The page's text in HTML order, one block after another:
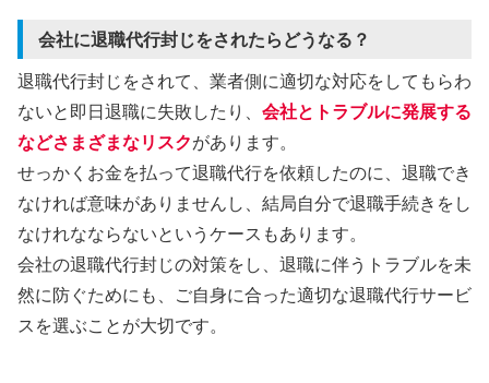
会社に退職代行封じをされたらどうなる？
退職代行封じをされて、業者側に適切な対応をしてもらわ
ないと即日退職に失敗したり、 会社とトラブルに発展する
などさまざまなリスクがあります。
せっかくお金を払って退職代行を依頼したのに、退職でき
なければ意味がありませんし、結局自分で退職手続きをし
なけれなならないというケースもあります。
会社の退職代行封じの対策をし、退職に伴うトラブルを未
然に防ぐためにも、ご自身に合った適切な退職代行サービ
スを選ぶことが大切です。